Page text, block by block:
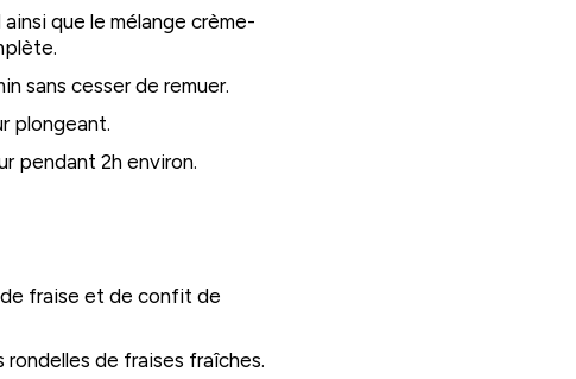
que le mélange crème-
sans cesser de remuer.
plongeant.
pendant 2h environ.
de fraise et de confit de
rondelles de fraises fraîches.